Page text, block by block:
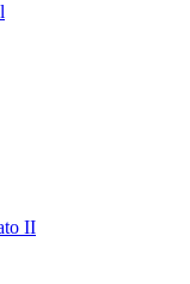
II